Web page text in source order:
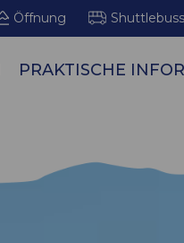
Öffnung
PRAKTISCHE